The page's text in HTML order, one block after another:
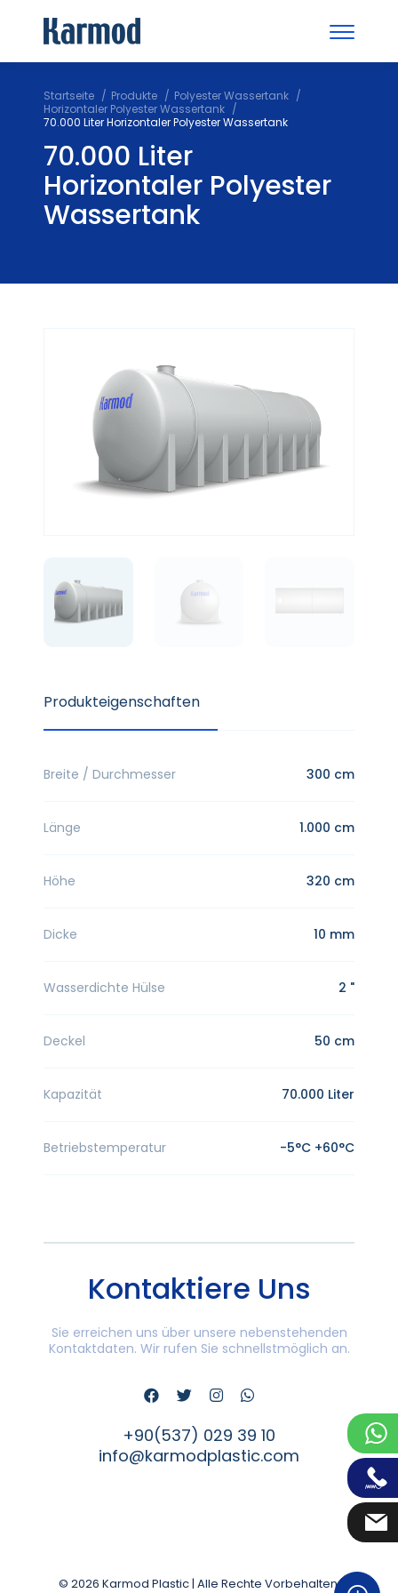
Startseite Produkte
Polyester Wassertank
Horizontaler Polyester Wassertank
70.000 Liter Horizontaler Polyester Wassertank
70.000 Liter
Horizontaler Polyester
Wassertank
Produkteigenschaften
Breite / Durchmesser 300 cm
Länge 1.000 cm
Höhe 320 cm
Dicke 10 mm
Wasserdichte Hülse 2 "
Deckel 50 cm
Kapazität 70.000 Liter
Betriebstemperatur -5°C +60°C
Kontaktiere Uns
Sie erreichen uns über unsere nebenstehenden
Kontaktdaten. Wir rufen Sie schnellstmöglich an.
+90(537) 029 39 10
info@karmodplastic.com
© 2026 Karmod Plastic | Alle Rechte Vorbehalten.